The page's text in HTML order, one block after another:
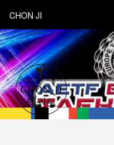
CHON JI
HOME
OVER CHON-JI
TRAINEN HOE EN WAT
CHON-JI KIDS
OVER TAEKWON-DO